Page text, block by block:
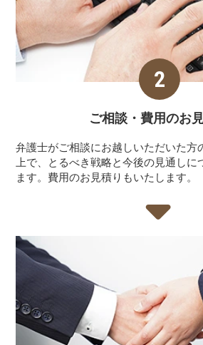
ご相談・費用のお
弁護士がご相談にお越しいただいた方
上で、とるべき戦略と今後の見通しに
ます。費用のお見積りもいたします。